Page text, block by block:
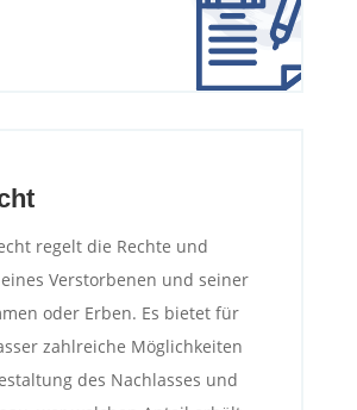
regelt die Rechte und
Verstorbenen und seiner
oder Erben. Es bietet für
zahlreiche Möglichkeiten
des Nachlasses und